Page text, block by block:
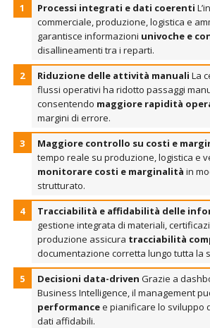
Processi integrati e dati coerenti
commerciale, produzione, logistica e
garantisce informazioni univoche e
disallineamenti tra i reparti.
Riduzione delle attività manuali La
flussi operativi ha ridotto passaggi
consentendo maggiore rapidità
margini di errore.
Maggiore controllo su costi e
tempo reale su produzione, logistica e
monitorare costi e marginalità in
strutturato.
Tracciabilità e affidabilità delle
gestione integrata di materiali,
produzione assicura tracciabilità
documentazione corretta lungo tutta la
Decisioni data-driven Grazie a
Business Intelligence, il management
performancee pianificare lo sviluppo
dati affidabili.